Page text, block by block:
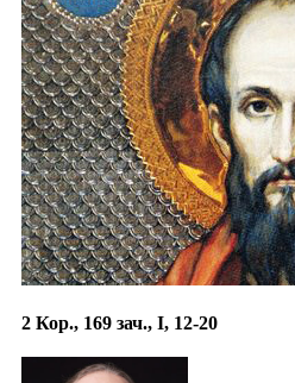
2 Кор., 169 зач., I, 12-20